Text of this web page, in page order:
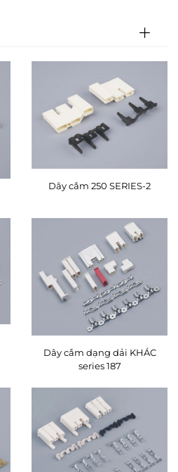
Dây cắm 250 SERIES-2
Dây cắm dạng dải KHÁC
series 187